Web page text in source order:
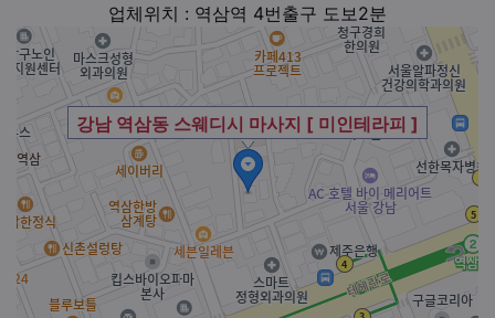
업체위치 : 역삼역 4번출구 도보2분
강남 역삼동 스웨디시 마사지 [ 미인테라피 ]